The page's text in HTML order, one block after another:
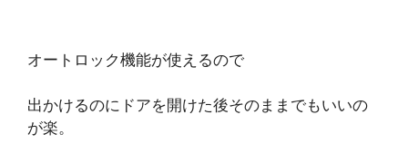
オートロック機能が使えるので
出かけるのにドアを開けた後そのままでもいいの
が楽。